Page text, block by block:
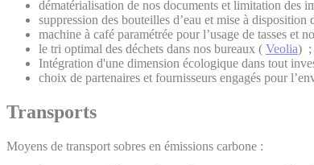
dématérialisation de nos documents et limitation des
suppression des bouteilles d’eau et mise à disposition
machine à café paramétrée pour l’usage de tasses et
le tri optimal des déchets dans nos bureaux ( Veolia) ;
Intégration d'une dimension écologique dans tout
choix de partenaires et fournisseurs engagés pour
Transports
Moyens de transport sobres en émissions carbone :